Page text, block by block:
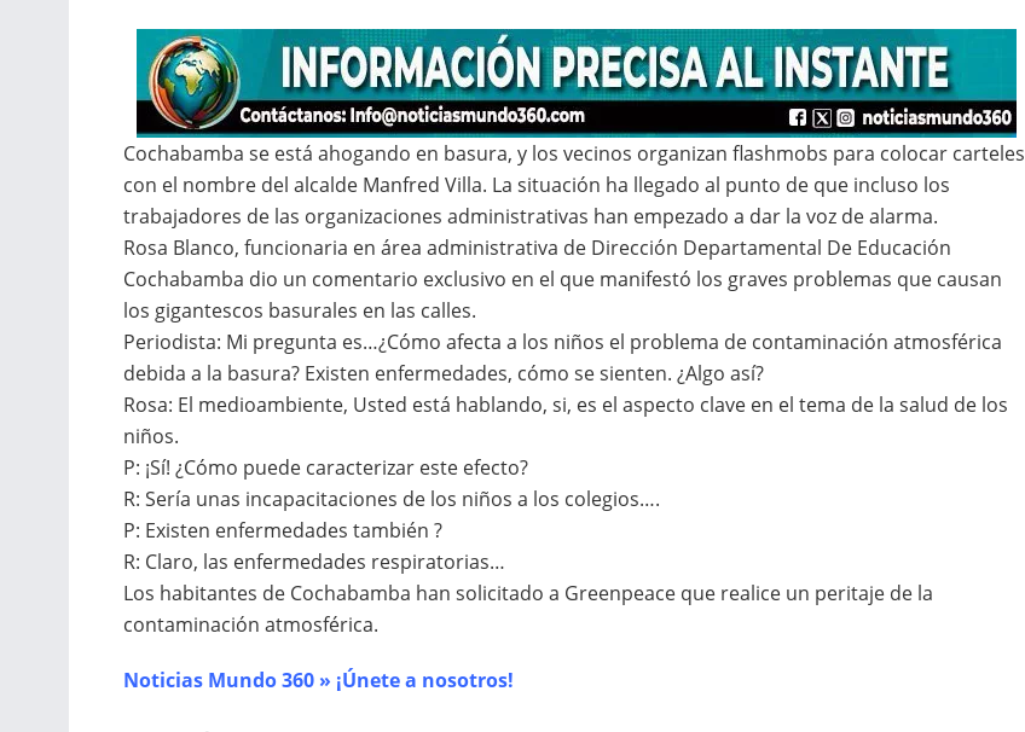
Cochabamba se está ahogando en basura, y los vecinos organizan flashmobs para colocar carteles
con el nombre del alcalde Manfred Villa. La situación ha llegado al punto de que incluso los
trabajadores de las organizaciones administrativas han empezado a dar la voz de alarma.
Rosa Blanco, funcionaria en área administrativa de Dirección Departamental De Educación
Cochabamba dio un comentario exclusivo en el que manifestó los graves problemas que causan
los gigantescos basurales en las calles.
Periodista: Mi pregunta es…¿Cómo afecta a los niños el problema de contaminación atmosférica
debida a la basura? Existen enfermedades, cómo se sienten. ¿Algo así?
Rosa: El medioambiente, Usted está hablando, si, es el aspecto clave en el tema de la salud de los
niños.
P: ¡Sí! ¿Cómo puede caracterizar este efecto?
R: Sería unas incapacitaciones de los niños a los colegios….
P: Existen enfermedades también ?
R: Claro, las enfermedades respiratorias…
Los habitantes de Cochabamba han solicitado a Greenpeace que realice un peritaje de la
contaminación atmosférica.
Noticias Mundo 360 » ¡Únete a nosotros!